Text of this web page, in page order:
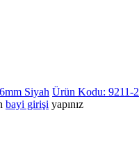
Siyah Ürün Kodu: 9211-2
bayi girişi yapınız